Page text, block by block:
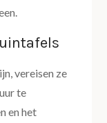
vereisen ze
te
en het